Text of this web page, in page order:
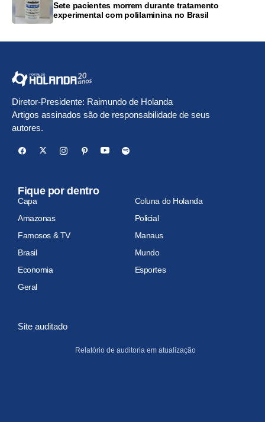
Sete pacientes morrem durante tratamento
experimental com polilaminina no Brasil
Diretor-Presidente: Raimundo de Holanda
Artigos assinados são de responsabilidade de seus
autores.
Fique por dentro
Capa
Coluna do Holanda
Amazonas
Policial
Famosos & TV
Manaus
Brasil
Mundo
Economia
Esportes
Geral
Site auditado
Relatório de auditoria em atualização